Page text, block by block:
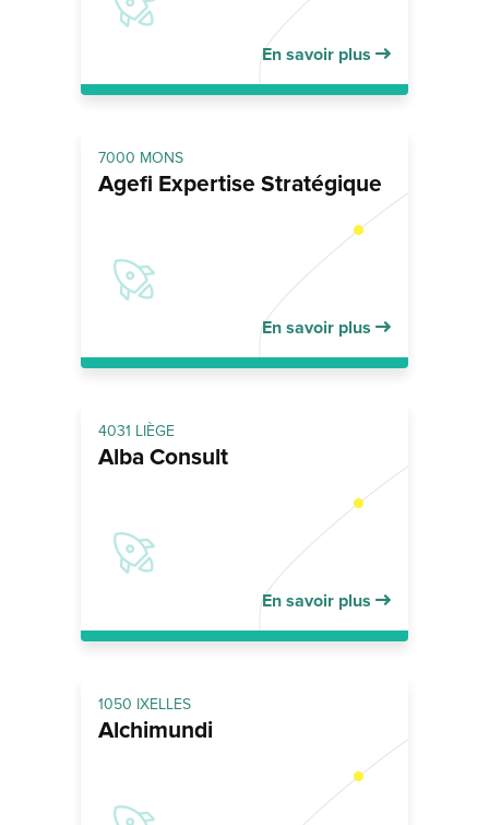
En savoir plus
7000 MONS
Agefi Expertise Stratégique
En savoir plus
4031 LIÈGE
Alba Consult
En savoir plus
1050 IXELLES
Alchimundi